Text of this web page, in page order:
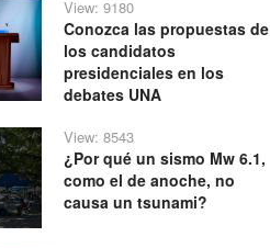
View: 9180
Conozca las propuestas de
los candidatos
presidenciales en los
debates UNA
View: 8543
¿Por qué un sismo Mw 6.1,
como el de anoche, no
causa un tsunami?